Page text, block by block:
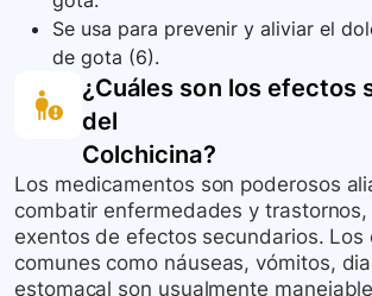
Se usa para prevenir y aliviar el
de gota (6).
¿Cuáles son los efectos
del
Colchicina?
Los medicamentos son poderosos
combatir enfermedades y
exentos de efectos secundarios. Los
comunes como náuseas, vómitos,
estomacal son usualmente